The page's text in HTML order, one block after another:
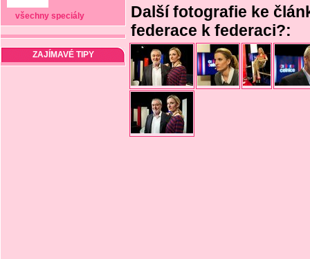
všechny speciály
ZAJÍMAVÉ TIPY
Další fotografie ke
federace k federaci?: